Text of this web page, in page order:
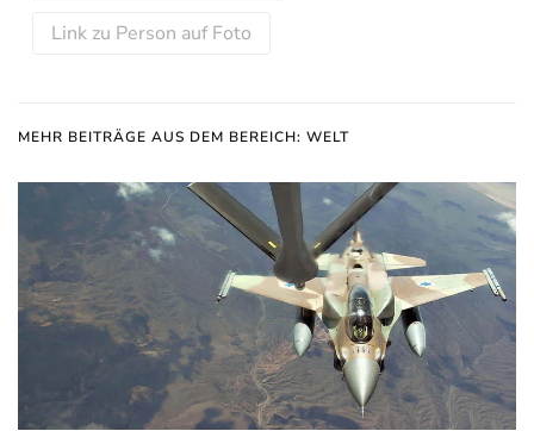
Link zu Person auf Foto
MEHR BEITRÄGE AUS DEM BEREICH: WELT